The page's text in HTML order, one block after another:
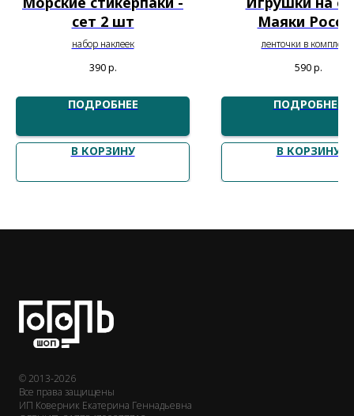
сет 2 шт
набор наклеек
390 р.
ПОДРОБНЕЕ
В КОРЗИНУ
Маяки
ленточки в
590 р.
ПОДРОБНЕЕ
В КОРЗИНУ
© 2013-2026
Все права защищены
ИП Коверник Екатерина Геннадьевна